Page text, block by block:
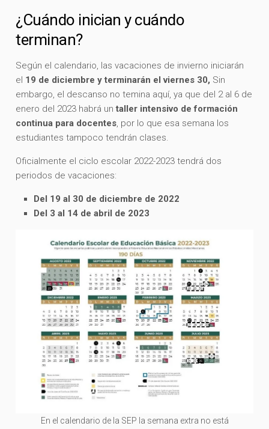
¿Cuándo inician y cuándo
terminan?
Según el calendario, las vacaciones de invierno iniciarán
el 19 de diciembre y terminarán el viernes 30, Sin
embargo, el descanso no temina aquí, ya que del 2 al 6 de
enero del 2023 habrá untaller intensivo de formación
continua para docentes, por lo que esa semana los
estudiantes tampoco tendrán clases.
Oficialmente el ciclo escolar 2022-2023 tendrá dos
periodos de vacaciones:
Del 19 al 30 de diciembre de 2022
Del 3 al 14 de abril de 2023
En el calendario de la SEP la semana extra no está